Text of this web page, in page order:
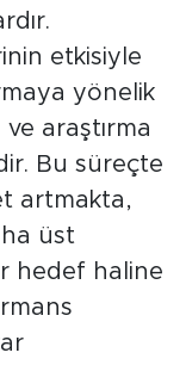
etkisiyle
yönelik
araştırma
Bu süreçte
artmakta,
üst
hedef haline